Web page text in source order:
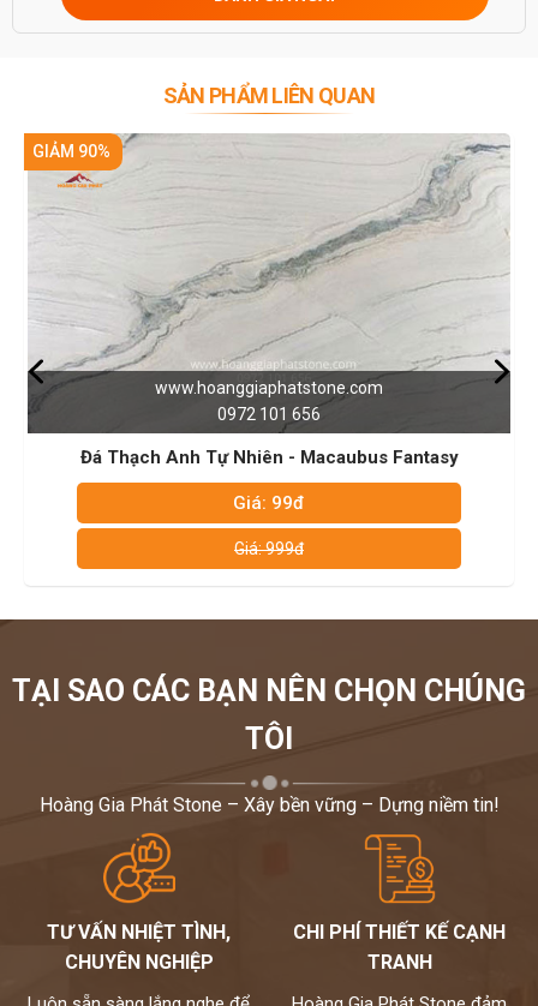
SẢN PHẨM LIÊN QUAN
Anh Tự Nhiên - Macaubus Fantasy
GIẢM 90%
Đá Thạch Anh Tự Nhiên
TẠI SAO CÁC BẠN NÊN CHỌN CHÚNG
TÔI
Hoàng Gia Phát Stone – Xây bền vững – Dựng niềm tin!
TƯ VẤN NHIỆT TÌNH,
CHUYÊN NGHIỆP
CHI PHÍ THIẾT KẾ CẠNH
TRANH